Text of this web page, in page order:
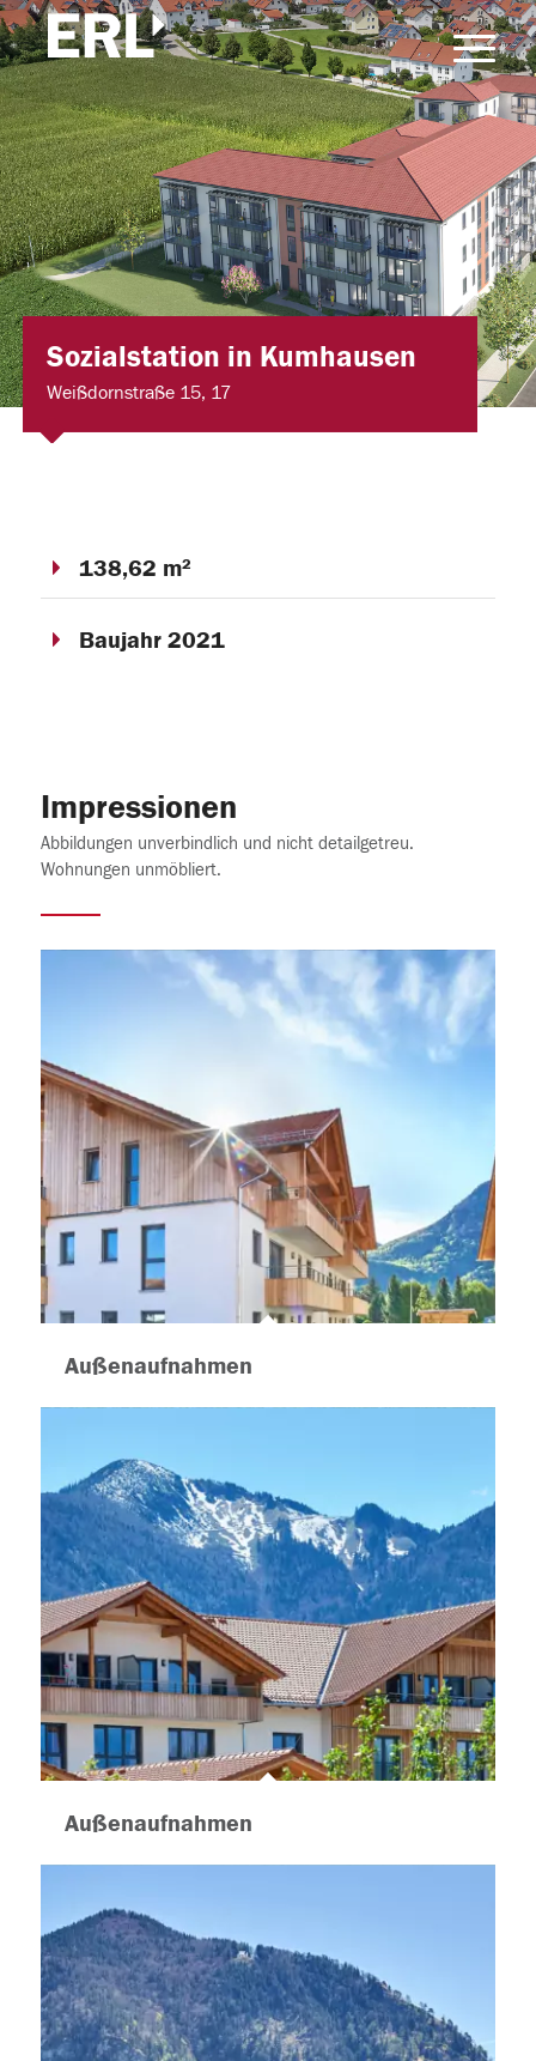
Sozialstation in Kumhausen
Weißdornstraße 15, 17
138,62 m²
Baujahr 2021
Impressionen
Abbildungen unverbindlich und nicht detailgetreu.
Wohnungen unmöbliert.
Außenaufnahmen
Außenaufnahmen